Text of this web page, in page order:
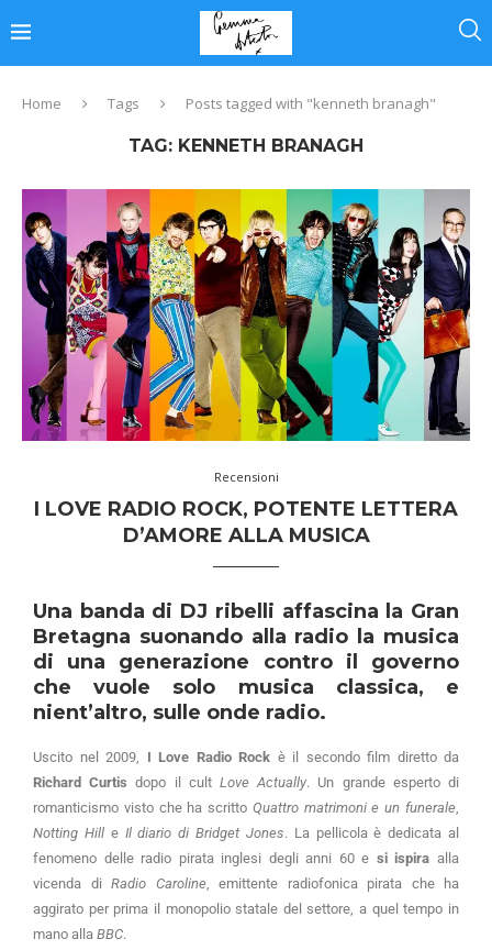
Home Tags Posts tagged with "kenneth branagh"
TAG: KENNETH BRANAGH
Recensioni
I LOVE RADIO ROCK, POTENTE LETTERA
D’AMORE ALLA MUSICA
Una banda di DJ ribelli affascina la Gran
Bretagna suonando alla radio la musica
di una generazione contro il governo
che vuole solo musica classica, e
nient’altro, sulle onde radio.
Uscito nel 2009, I Love Radio Rock è il secondo film diretto da
Richard Curtis dopo il cultLove Actually. Un grande esperto di
romanticismo visto che ha scritto Quattro matrimoni e un funerale,
Notting Hille Il diario di Bridget Jones. La pellicola è dedicata al
fenomeno delle radio pirata inglesi degli anni 60 e si ispira alla
vicenda di Radio Caroline, emittente radiofonica pirata che ha
aggirato per prima il monopolio statale del settore, a quel tempo in
mano alla BBC.